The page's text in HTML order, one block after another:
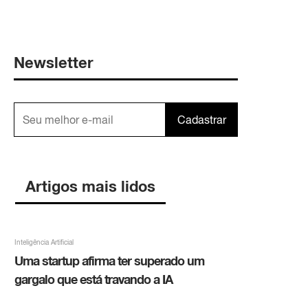
Newsletter
Cadastrar
Artigos mais lidos